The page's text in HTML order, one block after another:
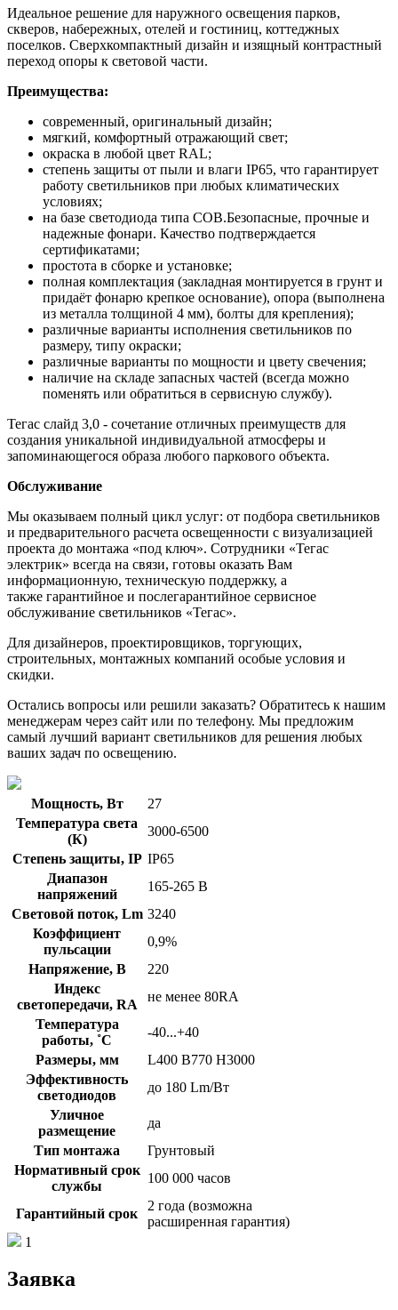
Идеальное решение для наружного освещения парков,
скверов, набережных, отелей и гостиниц, коттеджных
поселков. Сверхкомпактный дизайн и изящный контрастный
переход опоры к световой части.
Преимущества:
современный, оригинальный дизайн;
мягкий, комфортный отражающий свет;
окраска в любой цвет RAL;
cтепень защиты от пыли и влаги IP65, что гарантирует
работу светильников при любых климатических
условиях;
на базе светодиода типа COB.Безопасные, прочные и
надежные фонари. Качество подтверждается
сертификатами;
простота в сборке и установке;
полная комплектация (закладная монтируется в грунт и
придаёт фонарю крепкое основание), опора (выполнена
из металла толщиной 4 мм), болты для крепления);
различные варианты исполнения светильников по
размеру, типу окраски;
различные варианты по мощности и цвету свечения;
наличие на складе запасных частей (всегда можно
поменять или обратиться в сервисную службу).
Тегас слайд 3,0 - cочетание отличных преимуществ для
создания уникальной индивидуальной атмосферы и
запоминающегося образа любого паркового объекта.
Обслуживание
Мы оказываем полный цикл услуг: от подбора светильников
и предварительного расчета освещенности с визуализацией
проекта до монтажа «под ключ». Сотрудники «Тегас
электрик» всегда на связи, готовы оказать Вам
информационную, техническую поддержку, а
также гарантийное и послегарантийное сервисное
обслуживание светильников «Тегас».
Для дизайнеров, проектировщиков, торгующих,
строительных, монтажных компаний особые условия и
скидки.
Остались вопросы или решили заказать? Обратитесь к нашим
менеджерам через сайт или по телефону. Мы предложим
самый лучший вариант светильников для решения любых
ваших задач по освещению.
Мощность, Вт
27
Температура света
(К)
3000-6500
Степень защиты, IP IP65
Диапазон
напряжений
165-265 В
Световой поток, Lm 3240
Коэффициент
пульсации
0,9%
Напряжение, В
220
Индекс
светопередачи, RA
не менее 80RA
Температура
работы, ˚С
-40...+40
Размеры, мм
L400 B770 H3000
Эффективность
светодиодов
до 180 Lm/Вт
Уличное
размещение
да
Тип монтажа
Грунтовый
Нормативный срок
службы
100 000 часов
Гарантийный срок
2 года (возможна
расширенная гарантия)
1
Заявка